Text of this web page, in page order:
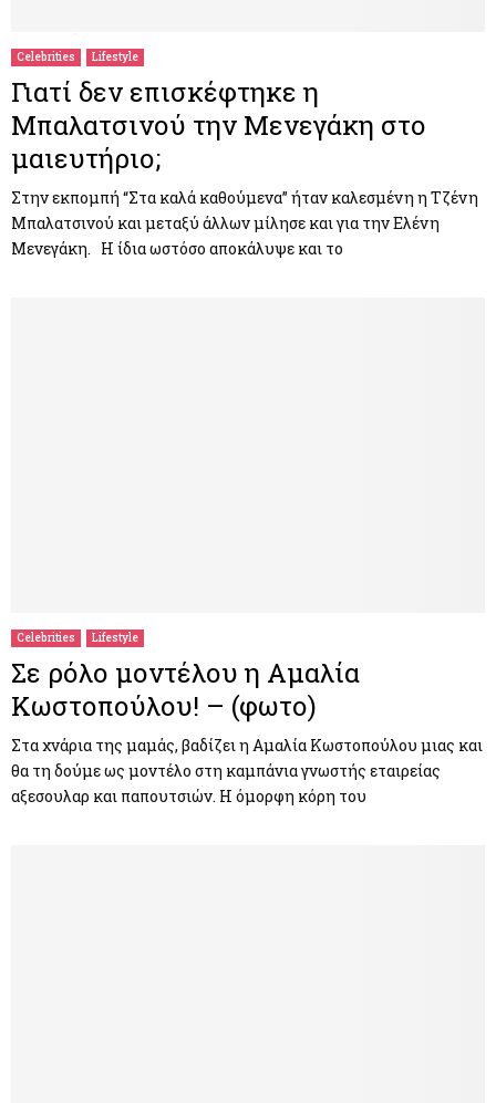
Celebrities Lifestyle
Γιατί δεν επισκέφτηκε η
Μπαλατσινού την Μενεγάκη στο
μαιευτήριο;
Στην εκπομπή “Στα καλά καθούμενα” ήταν καλεσμένη η Τζένη
Μπαλατσινού και μεταξύ άλλων μίλησε και για την Ελένη
Μενεγάκη. Η ίδια ωστόσο αποκάλυψε και το
Celebrities Lifestyle
Σε ρόλο μοντέλου η Αμαλία
Κωστοπούλου! – (φωτο)
Στα χνάρια της μαμάς, βαδίζει η Αμαλία Κωστοπούλου μιας και
θα τη δούμε ως μοντέλο στη καμπάνια γνωστής εταιρείας
αξεσουλαρ και παπουτσιών. Η όμορφη κόρη του